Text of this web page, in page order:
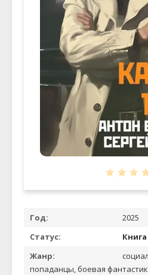
Год:
2025
Статус:
Жанр:
попаданцы, боевая